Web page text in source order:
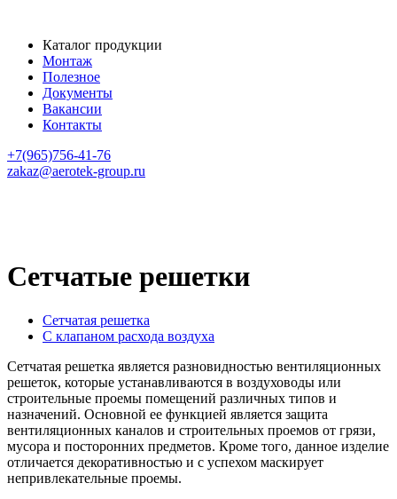
Каталог продукции
Монтаж
Полезное
Документы
Вакансии
Контакты
+7(965)756-41-76
zakaz@aerotek-group.ru
Сетчатые решетки
Сетчатая решетка
С клапаном расхода воздуха
Сетчатая решетка является разновидностью вентиляционных
решеток, которые устанавливаются в воздуховоды или
строительные проемы помещений различных типов и
назначений. Основной ее функцией является защита
вентиляционных каналов и строительных проемов от грязи,
мусора и посторонних предметов. Кроме того, данное изделие
отличается декоративностью и с успехом маскирует
непривлекательные проемы.